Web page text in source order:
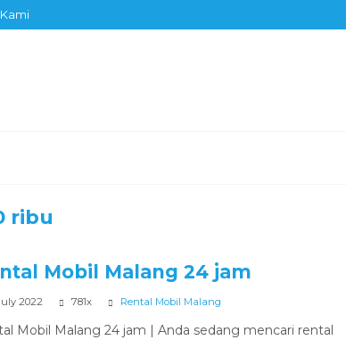
ribu
Mobil Malang 24 jam
2022 781x Rental Mobil Malang
Mobil Malang 24 jam | Anda sedang mencari rental